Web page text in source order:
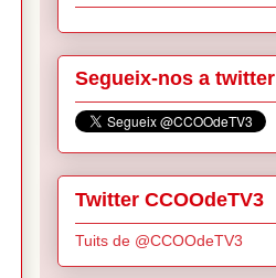
Segueix-nos a twitter
Twitter CCOOdeTV3
Tuits de @CCOOdeTV3